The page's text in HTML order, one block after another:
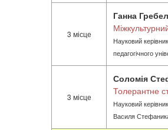
3 місце
Ганна
Науковий
педагогічного
3 місце
Соломія
Толерантне
Науковий
Василя